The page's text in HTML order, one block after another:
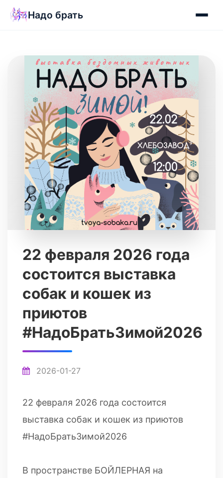
Надо брать
22 февраля 2026 года
состоится выставка
собак и кошек из
приютов
#НадоБратьЗимой2026
2026-01-27
22 февраля 2026 года состоится
выставка собак и кошек из приютов
#НадоБратьЗимой2026
В пространстве БОЙЛЕРНАЯ на